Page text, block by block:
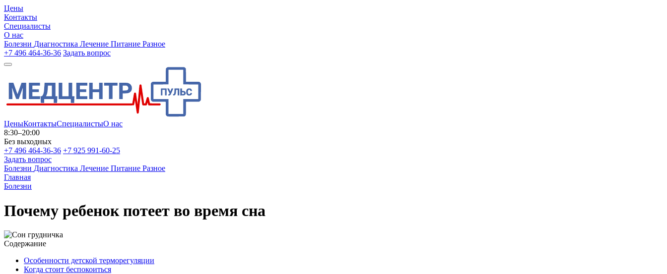
Цены
Контакты
Специалисты
О нас
Болезни Диагностика Лечение Питание Разное
+7 496 464-36-36 Задать вопрос
ЦеныКонтактыСпециалистыО нас
8:30–20:00
Без выходных
+7 496 464-36-36 +7 925 991-60-25
Задать вопрос
Болезни Диагностика Лечение Питание Разное
Главная
Болезни
Почему ребенок потеет во время сна
Содержание
Особенности детской терморегуляции
Когда стоит беспокоиться